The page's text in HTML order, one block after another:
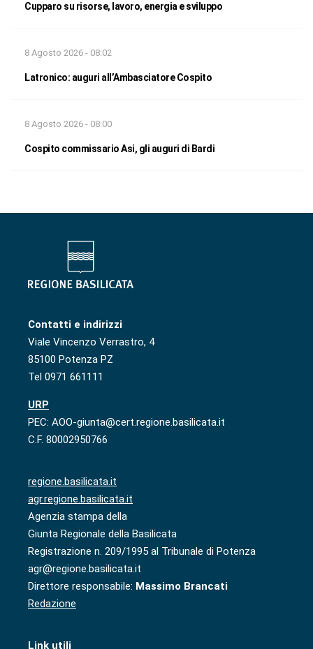
Cupparo su risorse, lavoro, energia e sviluppo
8 Agosto 2026 - 08:02
Latronico: auguri all’Ambasciatore Cospito
8 Agosto 2026 - 08:00
Cospito commissario Asi, gli auguri di Bardi
Contatti e indirizzi
Viale Vincenzo Verrastro, 4
85100 Potenza PZ
Tel 0971 661111
URP
PEC: AOO-giunta@cert.regione.basilicata.it
C.F. 80002950766
regione.basilicata.it
agr.regione.basilicata.it
Agenzia stampa della
Giunta Regionale della Basilicata
Registrazione n. 209/1995 al Tribunale di Potenza
agr@regione.basilicata.it
Direttore responsabile: Massimo Brancati
Redazione
Link utili